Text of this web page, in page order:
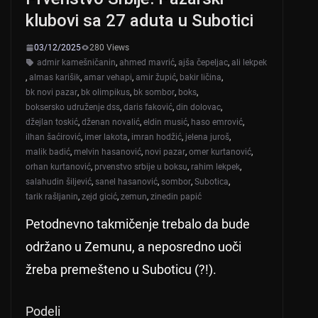
klubovi sa 27 aduta u Subotici
03/12/2025
280 Views
admir kamešničanin, ahmed mavrić, ajša čepeljac, ali lekpek
, almas karišik, amar vehapi, amir župić, bakir ličina,
bk novi pazar, bk olimpikus, bk sombor, boks,
boksersko udruženje dss, daris faković, din dolovac,
džejlan toskić, dženan novalić, eldin musić, haso emrović,
ilhan šaćirović, imer lakota, imran hodžić, jelena juroš,
malik badić, melvin hasanović, novi pazar, omer kurtanović,
orhan kurtanović, prvenstvo srbije u boksu, rahim lekpek,
salahudin šiljević, sanel hasanović, sombor, Subotica,
tarik rašljanin, zejd gicić, zemun, zinedin papić
Petodnevno takmičenje trebalo da bude
održano u Zemunu, a neposredno uoči
žreba premešteno u Suboticu (?!).
Podeli